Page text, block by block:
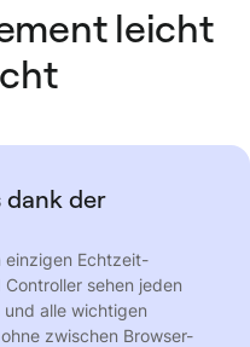
leicht
dank der
einzigen Echtzeit-
sehen jeden
alle wichtigen
zwischen Browser-